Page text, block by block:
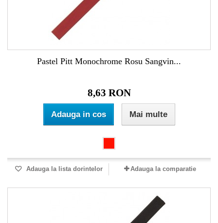
Pastel Pitt Monochrome Rosu Sangvin...
8,63 RON
Adauga in cos Mai multe
Adauga la lista dorintelor Adauga la comparatie